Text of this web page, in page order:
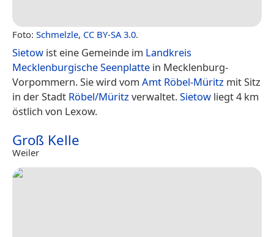
Foto: Schmelzle, CC BY-SA 3.0.
Sietow ist eine Gemeinde im Landkreis
Mecklenburgische Seenplatte in Mecklenburg-
Vorpommern. Sie wird vom Amt Röbel-Müritz mit Sitz
in der Stadt Röbel/Müritzverwaltet.Sietow liegt 4 km
östlich von Lexow.
Groß Kelle
Weiler